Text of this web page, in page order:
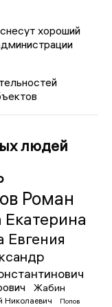
хороший
людей
Роман
Евгения
Жабин
Николаевич
Попов